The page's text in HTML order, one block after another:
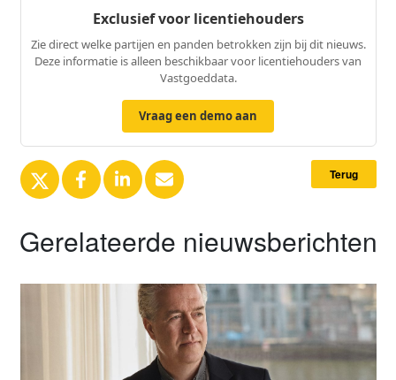
Exclusief voor licentiehouders
Zie direct welke partijen en panden betrokken zijn bij dit nieuws.
Deze informatie is alleen beschikbaar voor licentiehouders van
Vastgoeddata.
Vraag een demo aan
Terug
Gerelateerde nieuwsberichten